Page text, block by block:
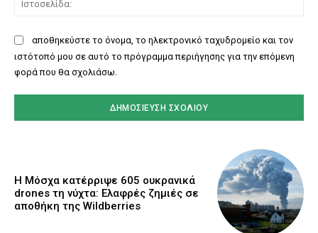
αποθηκεύστε το όνομα, το ηλεκτρονικό ταχυδρομείο και τον
ιστότοπό μου σε αυτό το πρόγραμμα περιήγησης για την επόμενη
φορά που θα σχολιάσω.
Η Μόσχα κατέρριψε 605 ουκρανικά
drones τη νύχτα: Ελαφρές ζημιές σε
αποθήκη της Wildberries